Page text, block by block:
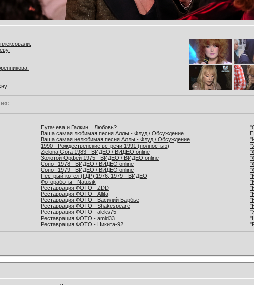
Пугачева и Галкин = Любовь?
Ваша самая любимая песня Аллы - Флуд / Обсуждение
Ваша самая нелюбимая песня Аллы - Флуд / Обсуждение
1990 - Рождественские встречи 1991 (полностью)
Zielona Gora 1983 - ВИДЕО / ВИДЕО online
Золотой Орфей 1975 - ВИДЕО / ВИДЕО online
Сопот 1978 - ВИДЕО / ВИДЕО online
Сопот 1979 - ВИДЕО / ВИДЕО online
Пестрый котел (ГДР) 1976, 1979 - ВИДЕО
Фотоработы - Natusik
Реставрация ФОТО - ZDD
Реставрация ФОТО - Allita
Реставрация ФОТО - Василий Барбье
Реставрация ФОТО - Shakespeare
Реставрация ФОТО - aleks75
Реставрация ФОТО - amid33
Реставрация ФОТО - Никита-92